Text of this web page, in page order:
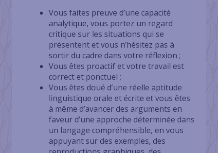
Vous faites preuve d’une capacité
analytique, vous portez un regard
critique sur les situations qui se
présentent et vous n’hésitez pas à
sortir du cadre dans votre réflexion ;
Vous êtes proactif et votre travail est
correct et ponctuel ;
Vous êtes doué d’une réelle aptitude
linguistique orale et écrite et vous êtes
à même d’avancer des arguments en
faveur d’une approche déterminée dans
un langage compréhensible, en vous
appuyant sur des exemples, des